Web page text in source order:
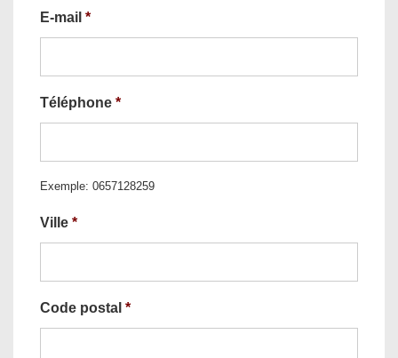
E-mail *
Téléphone *
Exemple: 0657128259
Ville *
Code postal *